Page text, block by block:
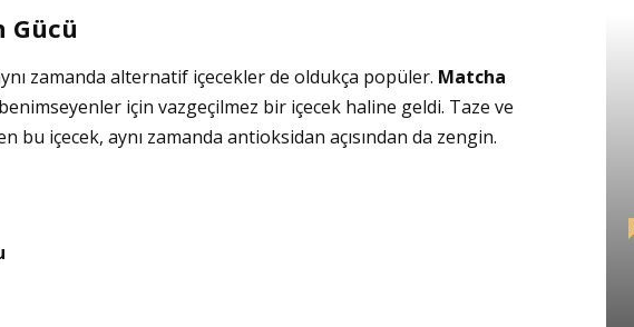
Gücü
zamanda alternatif içecekler de oldukça popüler. Matcha
benimseyenler için vazgeçilmez bir içecek haline geldi. Taze ve
bu içecek, aynı zamanda antioksidan açısından da zengin.